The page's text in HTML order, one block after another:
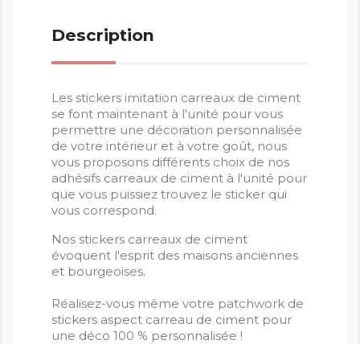
Description
Les stickers imitation carreaux de ciment
se font maintenant à l'unité pour vous
permettre une décoration personnalisée
de votre intérieur et à votre goût, nous
vous proposons différents choix de nos
adhésifs carreaux de ciment à l'unité pour
que vous puissiez trouvez le sticker qui
vous correspond.
Nos stickers carreaux de ciment
évoquent l'esprit des maisons anciennes
et bourgeoises.
Réalisez-vous même votre patchwork de
stickers aspect carreau de ciment pour
une déco 100 % personnalisée !